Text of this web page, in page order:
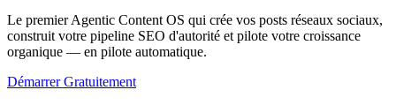
Le premier Agentic Content OS qui crée vos posts réseaux sociaux,
construit votre pipeline SEO d'autorité et pilote votre croissance
organique — en pilote automatique.
Démarrer Gratuitement